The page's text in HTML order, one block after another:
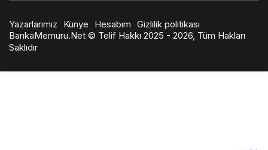
Yazarlarımız Künye Hesabım Gizlilik politikası
BankaMemuru.Net © Telif Hakkı 2025 - 2026, Tüm Hakları
Saklıdır